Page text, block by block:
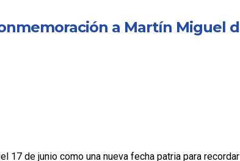
a Martín Miguel
17 de junio como una nueva fecha patria para